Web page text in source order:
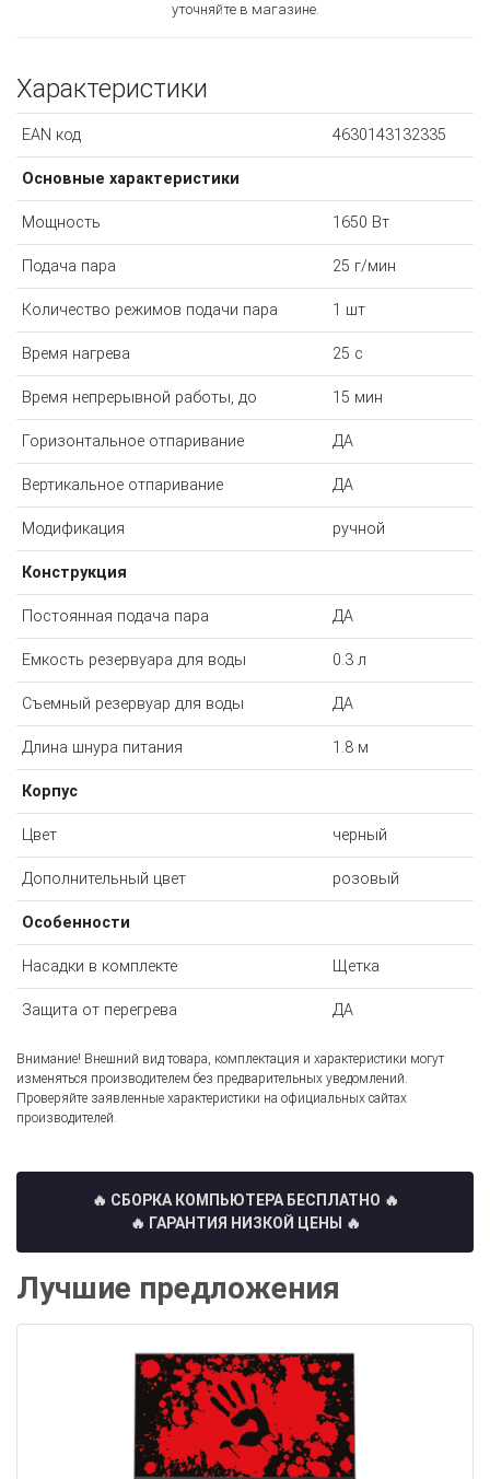
уточняйте в магазине.
Характеристики
EAN код 4630143132335
Основные характеристики
Мощность 1650 Вт
Подача пара 25 г/мин
Количество режимов подачи пара 1 шт
Время нагрева 25 с
Время непрерывной работы, до 15 мин
Горизонтальное отпаривание ДА
Вертикальное отпаривание ДА
Модификация ручной
Конструкция
Постоянная подача пара ДА
Емкость резервуара для воды 0.3 л
Съемный резервуар для воды ДА
Длина шнура питания 1.8 м
Корпус
Цвет черный
Дополнительный цвет розовый
Особенности
Насадки в комплекте Щетка
Защита от перегрева ДА
Внимание! Внешний вид товара, комплектация и характеристики могут
изменяться производителем без предварительных уведомлений.
Проверяйте заявленные характеристики на официальных сайтах
производителей.
🔥 СБОРКА КОМПЬЮТЕРА БЕСПЛАТНО 🔥
🔥 ГАРАНТИЯ НИЗКОЙ ЦЕНЫ 🔥
Лучшие предложения